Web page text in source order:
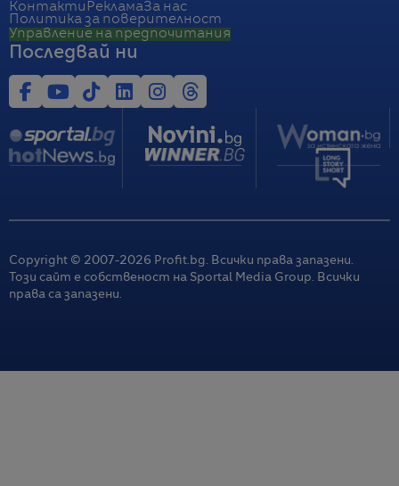
Контакти РекламаЗа нас
Политика за поверителност
Управление на предпочитания
Последвай ни
Copyright © 2007-2026 Profit.bg. Всички права запазени.
Този сайт е собственост на Sportal Media Group. Всички
права са запазени.